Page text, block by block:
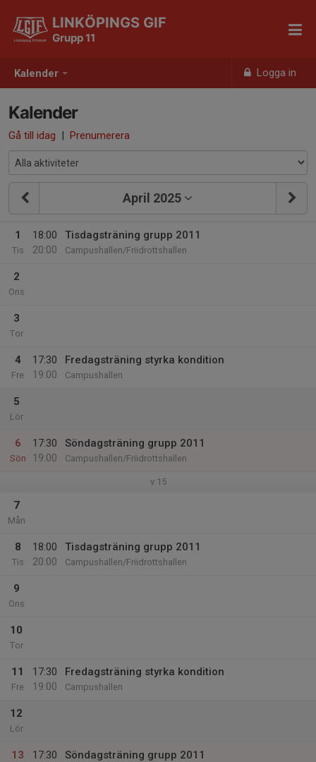
Kalender Logga in
LINKÖPINGS GIF
Grupp 11
Kalender
Gå till idag | Prenumerera
April 2025
1
Tis
18:00
20:00
Tisdagsträning grupp 2011
Campushallen/Friidrottshallen
2
Ons
3
Tor
4
Fre
17:30
19:00
Fredagsträning styrka kondition
Campushallen
5
Lör
6
Sön
17:30
19:00
Söndagsträning grupp 2011
Campushallen/Friidrottshallen
v.15
7
Mån
8
Tis
18:00
20:00
Tisdagsträning grupp 2011
Campushallen/Friidrottshallen
9
Ons
10
Tor
11
Fre
17:30
19:00
Fredagsträning styrka kondition
Campushallen
12
Lör
13
17:30
Söndagsträning grupp 2011